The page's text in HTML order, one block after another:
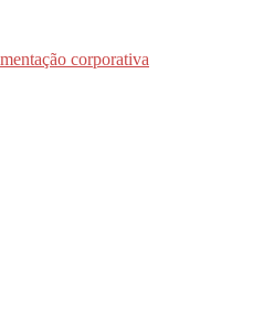
corporativa